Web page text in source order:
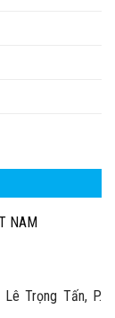
NAM
Trọng Tấn, P.